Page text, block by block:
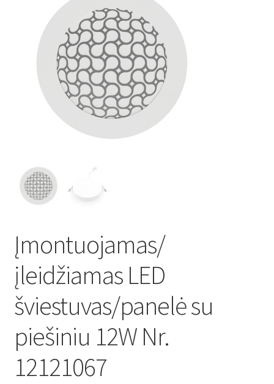
Mūsų partneriai
Pirkimo-pardavimo taisyklės
Privatumo politika
Atsiskaitymo informacija
Gamybos terminai ir procesas
Kontaktai
Krepšelis
Parduotuvė
Paskyra
Plastikai
Įmontuojamas/
įleidžiamas LED
šviestuvas/panelė su
piešiniu 12W Nr.
12121067